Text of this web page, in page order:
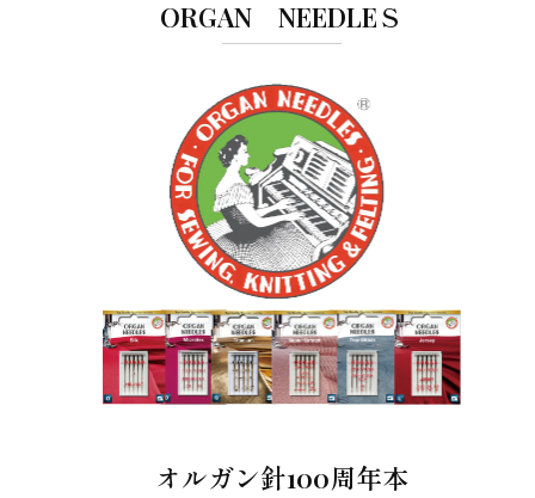
ORGAN NEEDLEＳ
オルガン針100周年本